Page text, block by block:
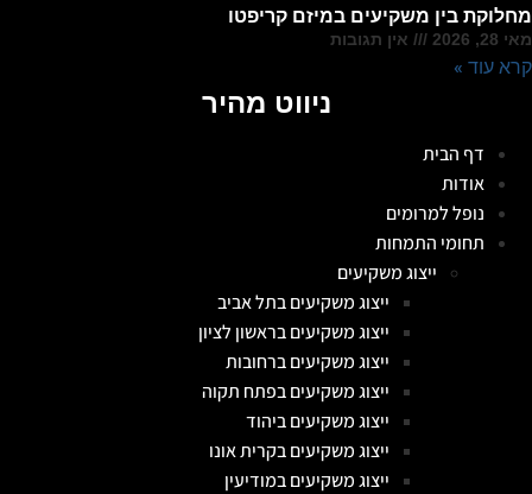
מחלוקת בין משקיעים במיזם קריפטו
מאי 28, 2026 אין תגובות
קרא עוד »
ניווט מהיר
דף הבית
אודות
נופל למרומים
תחומי התמחות
ייצוג משקיעים
ייצוג משקיעים בתל אביב
ייצוג משקיעים בראשון לציון
ייצוג משקיעים ברחובות
ייצוג משקיעים בפתח תקוה
ייצוג משקיעים ביהוד
ייצוג משקיעים בקרית אונו
ייצוג משקיעים במודיעין